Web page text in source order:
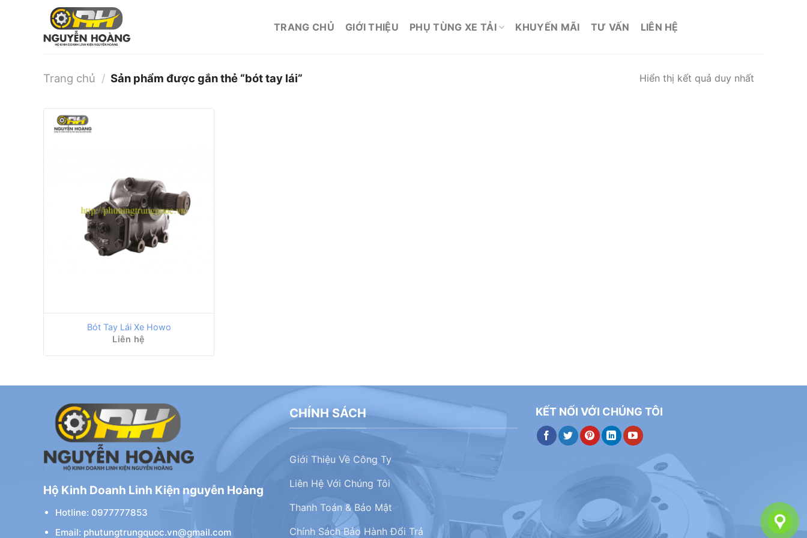
TRANG CHỦ GIỚI THIỆU PHỤ TÙNG XE TẢI KHUYẾN MÃI TƯ VẤN LIÊN HỆ
Trang chủ / Sản phẩm được gắn thẻ “bót tay lái” Hiển thị kết quả duy nhất
Bót Tay Lái Xe Howo
Liên hệ
Hộ Kinh Doanh Linh Kiện nguyễn Hoàng
Hotline: 0977777853
Email: phutungtrungquoc.vn@gmail.com
CHÍNH SÁCH
Giới Thiệu Về Công Ty
Liên Hệ Với Chúng Tôi
Thanh Toán & Bảo Mật
Chính Sách Bảo Hành Đổi Trả
KẾT NỐI VỚI CHÚNG TÔI